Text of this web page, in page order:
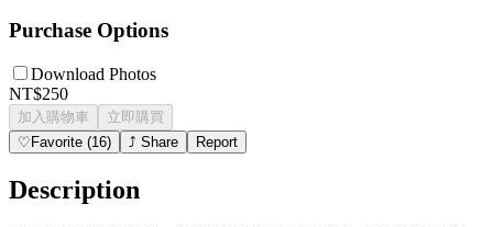
Purchase Options
Download Photos
NT$250
加入購物車
立即購買
♡ Favorite (16) ⤴ Share Report
Description